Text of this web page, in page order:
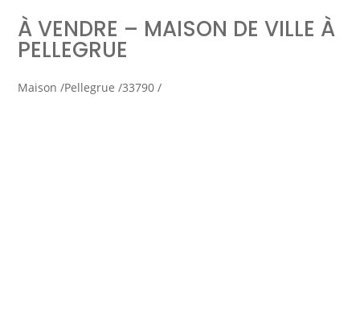
Rejoindre Weloge
Trouver un consultant
À VENDRE – MAISON DE VILLE À
PELLEGRUE
Maison /Pellegrue /33790 /